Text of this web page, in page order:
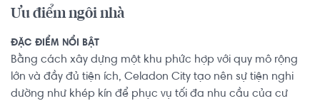
Ưu điểm ngôi nhà
ĐẶC ĐIỂM NỔI BẬT
Bằng cách xây dựng một khu phức hợp với quy mô rộng
lớn và đầy đủ tiện ích, Celadon City tạo nên sự tiện nghi
dường như khép kín để phục vụ tối đa nhu cầu của cư